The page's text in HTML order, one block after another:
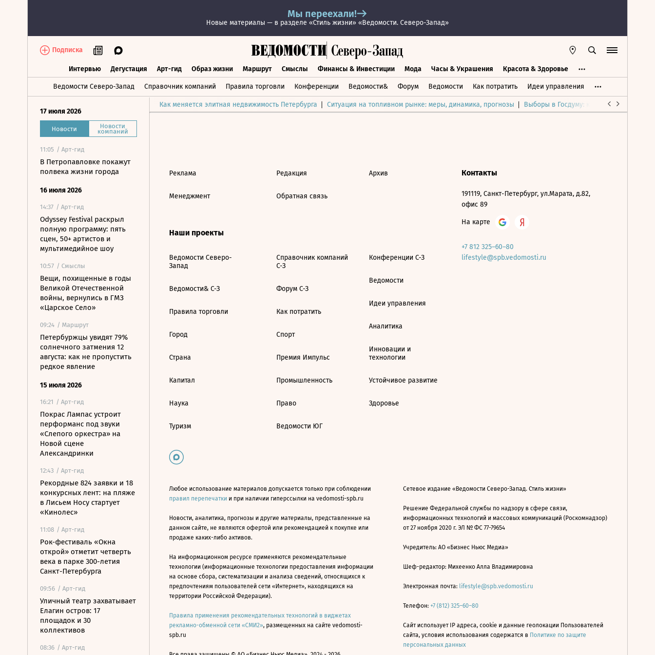
Мы переехали!
Новые материалы — в разделе «Стиль жизни» «Ведомости. Северо-Запад»
Подписка
Интервью Дегустация Арт-гид Образ жизни Маршрут Смыслы Финансы & Инвестиции Мода Часы & Украшения Красота & Здоровье
Ведомости Северо-Запад Справочник компаний Правила торговли Конференции Ведомости& Форум Ведомости Как потратить Идеи управления
Интервью Дегустация Арт-гид Образ жизни Маршрут Смыслы Финансы & Инвестиции Мода Часы & Украшения Дом & Интерьер
Как меняется элитная недвижимость Петербурга Ситуация на топливном рынке: меры, динамика, прогнозы
Выборы в Госдуму: каким был и будет
17 июля 2026
Новости Новости
компаний
11:05 / Арт-гид
В Петропавловке покажут
полвека жизни города
16 июля 2026
14:37 / Арт-гид
Odyssey Festival раскрыл
полную программу: пять
сцен, 50+ артистов и
мультимедийное шоу
10:57 / Смыслы
Вещи, похищенные в годы
Великой Отечественной
войны, вернулись в ГМЗ
«Царское Село»
09:24 / Маршрут
Петербуржцы увидят 79%
солнечного затмения 12
августа: как не пропустить
редкое явление
15 июля 2026
16:21 / Арт-гид
Покрас Лампас устроит
перформанс под звуки
«Слепого оркестра» на
Новой сцене
Александринки
12:43 / Арт-гид
Рекордные 824 заявки и 18
конкурсных лент: на пляже
в Лисьем Носу стартует
«Кинолес»
11:08 / Арт-гид
Рок-фестиваль «Окна
открой» отметит четверть
века в парке 300-летия
Санкт-Петербурга
09:56 / Арт-гид
Уличный театр захватывает
Елагин остров: 17
площадок и 30
коллективов
08:36 / Арт-гид
Реклама
Менеджмент
Редакция
Обратная связь
Архив
Наши проекты
Ведомости Северо-
Запад
Ведомости& С-З
Правила торговли
Город
Страна
Капитал
Наука
Туризм
Справочник компаний
С-З
Форум С-З
Как потратить
Спорт
Премия Импульс
Промышленность
Право
Ведомости ЮГ
Конференции С-З
Ведомости
Идеи управления
Аналитика
Инновации и
технологии
Устойчивое развитие
Здоровье
Контакты
191119, Санкт-Петербург, ул.Марата, д.82,
офис 89
На карте
+7 812 325–60–80
lifestyle@spb.vedomosti.ru
Любое использование материалов допускается только при соблюдении
правил перепечатки и при наличии гиперссылки на vedomosti-spb.ru
Новости, аналитика, прогнозы и другие материалы, представленные на
данном сайте, не являются офертой или рекомендацией к покупке или
продаже каких-либо активов.
На информационном ресурсе применяются рекомендательные
технологии (информационные технологии предоставления информации
на основе сбора, систематизации и анализа сведений, относящихся к
предпочтениям пользователей сети «Интернет», находящихся на
территории Российской Федерации).
Правила применения рекомендательных технологий в виджетах
рекламно-обменной сети «СМИ2», размещенных на сайте vedomosti-
spb.ru
Сетевое издание «Ведомости Северо-Запад. Стиль жизни»
Решение Федеральной службы по надзору в сфере связи,
информационных технологий и массовых коммуникаций (Роскомнадзор)
от 27 ноября 2020 г. ЭЛ № ФС 77-79654
Учредитель: АО «Бизнес Ньюс Медиа»
Шеф-редактор: Михеенко Алла Владимировна
Электронная почта: lifestyle@spb.vedomosti.ru
Телефон: +7 (812) 325–60–80
Сайт использует IP адреса, cookie и данные геолокации Пользователей
сайта, условия использования содержатся в Политике по защите
персональных данных